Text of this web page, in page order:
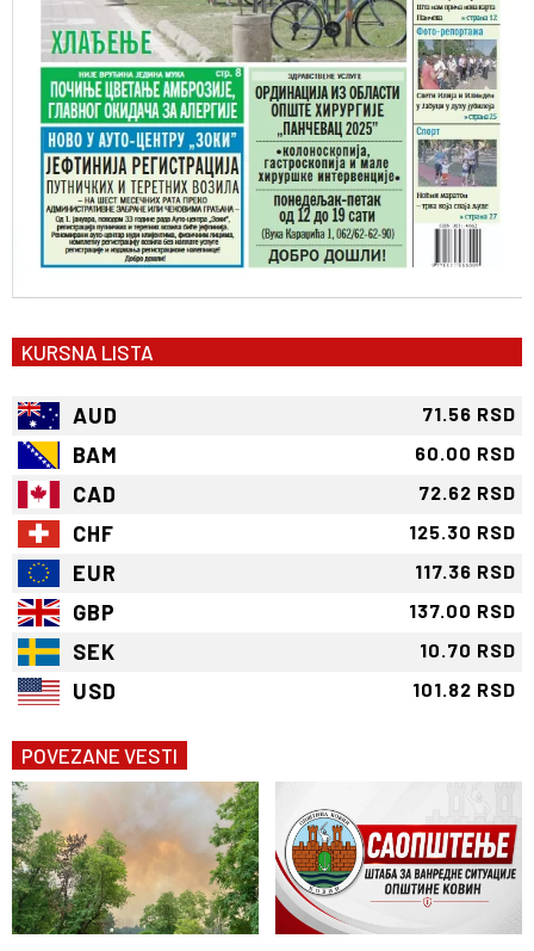
KURSNA LISTA
AUD 71.56 RSD
BAM 60.00 RSD
CAD 72.62 RSD
CHF 125.30 RSD
EUR 117.36 RSD
GBP 137.00 RSD
SEK 10.70 RSD
USD 101.82 RSD
POVEZANE VESTI